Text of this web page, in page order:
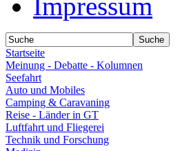
Startseite
Meinung - Debatte - Kolumnen
Seefahrt
Auto und Mobiles
Camping & Caravaning
Reise - Länder in GT
Luftfahrt und Fliegerei
Technik und Forschung